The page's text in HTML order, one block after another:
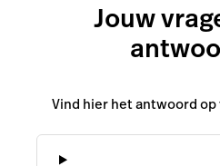
Jouw
Vind hier het antwoord